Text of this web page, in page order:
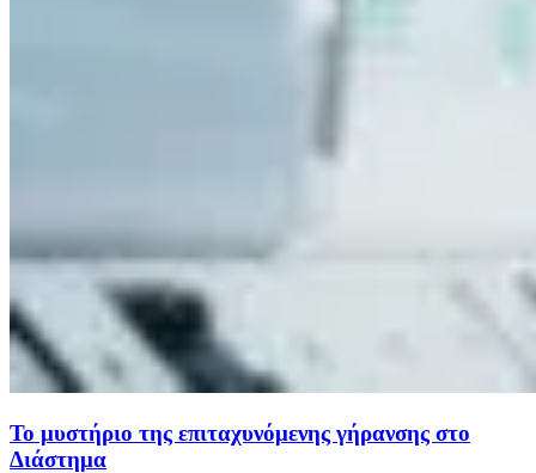
Το μυστήριο της επιταχυνόμενης γήρανσης στο
Διάστημα